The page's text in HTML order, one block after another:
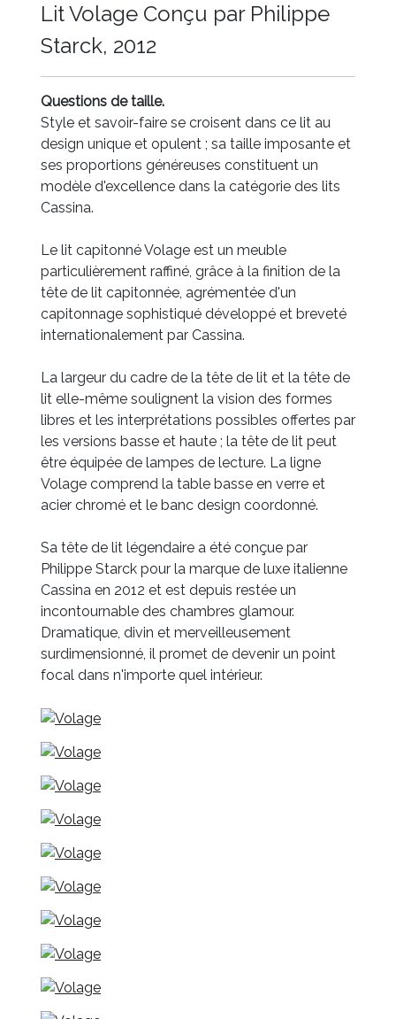
Lit Volage Conçu par Philippe
Starck, 2012
Questions de taille.
Style et savoir-faire se croisent dans ce lit au
design unique et opulent ; sa taille imposante et
ses proportions généreuses constituent un
modèle d'excellence dans la catégorie des lits
Cassina.
Le lit capitonné Volage est un meuble
particulièrement raffiné, grâce à la finition de la
tête de lit capitonnée, agrémentée d'un
capitonnage sophistiqué développé et breveté
internationalement par Cassina.
La largeur du cadre de la tête de lit et la tête de
lit elle-même soulignent la vision des formes
libres et les interprétations possibles offertes par
les versions basse et haute ; la tête de lit peut
être équipée de lampes de lecture. La ligne
Volage comprend la table basse en verre et
acier chromé et le banc design coordonné.
Sa tête de lit légendaire a été conçue par
Philippe Starck pour la marque de luxe italienne
Cassina en 2012 et est depuis restée un
incontournable des chambres glamour.
Dramatique, divin et merveilleusement
surdimensionné, il promet de devenir un point
focal dans n'importe quel intérieur.